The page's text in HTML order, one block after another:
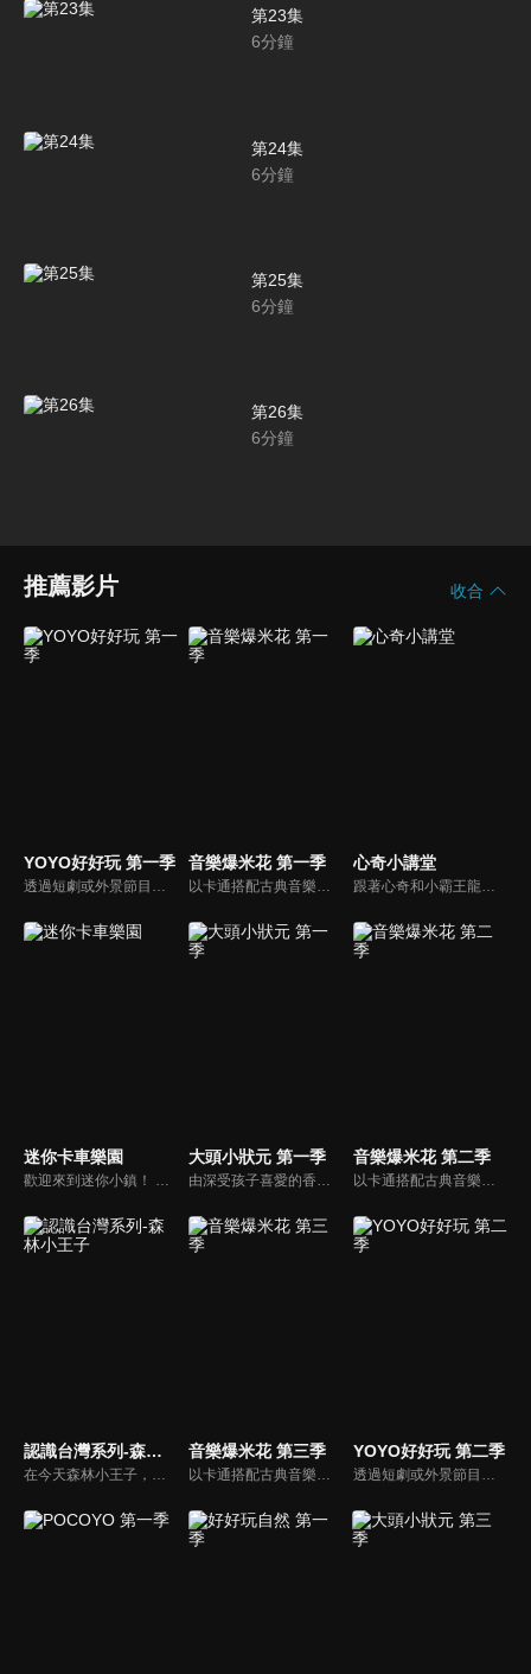
第23集
6分鐘
第24集
6分鐘
第25集
6分鐘
第26集
6分鐘
推薦影片 收合
YOYO好好玩 第一季 音樂爆米花 第一季 心奇小講堂
迷你卡車樂園
歡迎來到迷你小鎮！ 這是一部讓孩子們快樂的動畫片，這裡有各式各樣的街道汽車和建築汽車。 在迷你卡車和迷你小鎮系列動畫裡，孩子們可以與街道汽車裡的警車、消防車、救護車和建築汽車裡的吊車、推土機、挖掘機一起快樂地玩耍。
大頭小狀元 第一季
由深受孩子喜愛的香蕉哥哥林掄元遍訪全台，帶領小朋友認識台灣各地的技藝達人，介紹日常生活中息息相關的行業。
音樂爆米花 第二季
以卡通搭配古典音樂，讓小朋友感受古典音樂的故事與氛圍，進而促進對於古典音樂的愛好與欣賞。樂器認識：由西瓜哥哥與草莓姊姊帶小朋友認識不同樂器的形狀與樂聲。
認識台灣系列-森林小王子
在今天森林小王子，比勇哥哥和阿咪魯要開始介紹住在台灣最久的人給小朋友們認識，讓小朋友了解，原住民是居住在台灣最久的人。在1001個故事裡由長老說一個有關原住民射十個太陽的故事，還有介紹苗栗縣的南庄鄉有一個蓬萊村部落的水晶球之旅。
音樂爆米花 第三季
以卡通搭配古典音樂，讓小朋友感受古典音樂的故事與氛圍，進而促進對於古典音樂的愛好與欣賞。樂器認識：由西瓜哥哥與草莓姊姊帶小朋友認識不同樂器的形狀與樂聲。
YOYO好好玩 第二季
透過短劇或外景節目帶領兒童認識自我及跟運動、寵物有關的事物。節目也會安插勞作教學與故事時間，除了提供能輕鬆在家動手作的內容，也利用動畫讓故事更生動。